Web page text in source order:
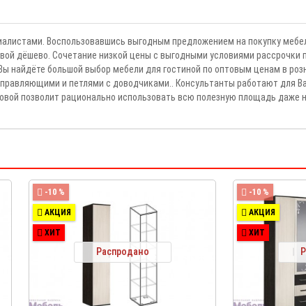
Воспользовавшись выгодным предложением на покупку
дёшево. Сочетание низкой цены с выгодными условиями рассрочки
большой выбор мебели для гостиной по оптовым ценам в
и петлями с доводчиками.. Консультанты работают для
позволит рационально использовать всю полезную площадь даже
-10 %
АКЦИЯ
ХИТ
Распродано
-10 %
АКЦИЯ
ХИТ